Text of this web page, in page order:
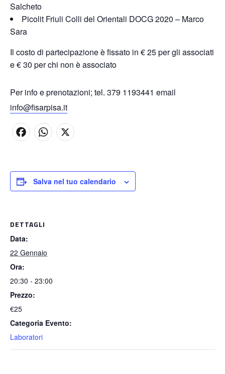
Salcheto
Picolit Friuli Colli del Orientali DOCG 2020 – Marco
Sara
Il costo di partecipazione è fissato in € 25 per gli associati
e € 30 per chi non è associato
Per info e prenotazioni; tel. 379 1193441 email
info@fisarpisa.it
F
e
o
k
W
t
Salva nel tuo calendario
DETTAGLI
Data:
22 Gennaio
Ora:
20:30 - 23:00
Prezzo:
€25
Categoria Evento:
Laboratori